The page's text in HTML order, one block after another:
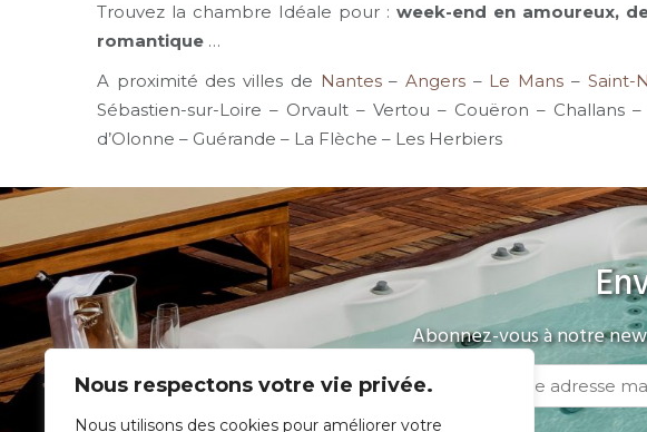
Nous respectons votre vie privée.
Nous utilisons des cookies pour améliorer votre
Trouvez la chambre Idéale pour :week-end en amoureux,
romantique …
A proximité des villes de Nantes– Angers– Le Mans – Saint-
Sébastien-sur-Loire – Orvault – Vertou – Couëron – Challans
d’Olonne – Guérande – La Flèche – Les Herbiers
Abonnez-vous à notre